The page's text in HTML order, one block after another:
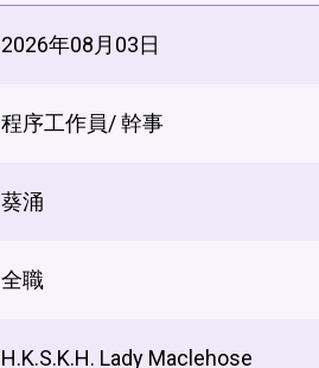
2026年08月03日
程序工作員/ 幹事
葵涌
全職
H.K.S.K.H. Lady Maclehose